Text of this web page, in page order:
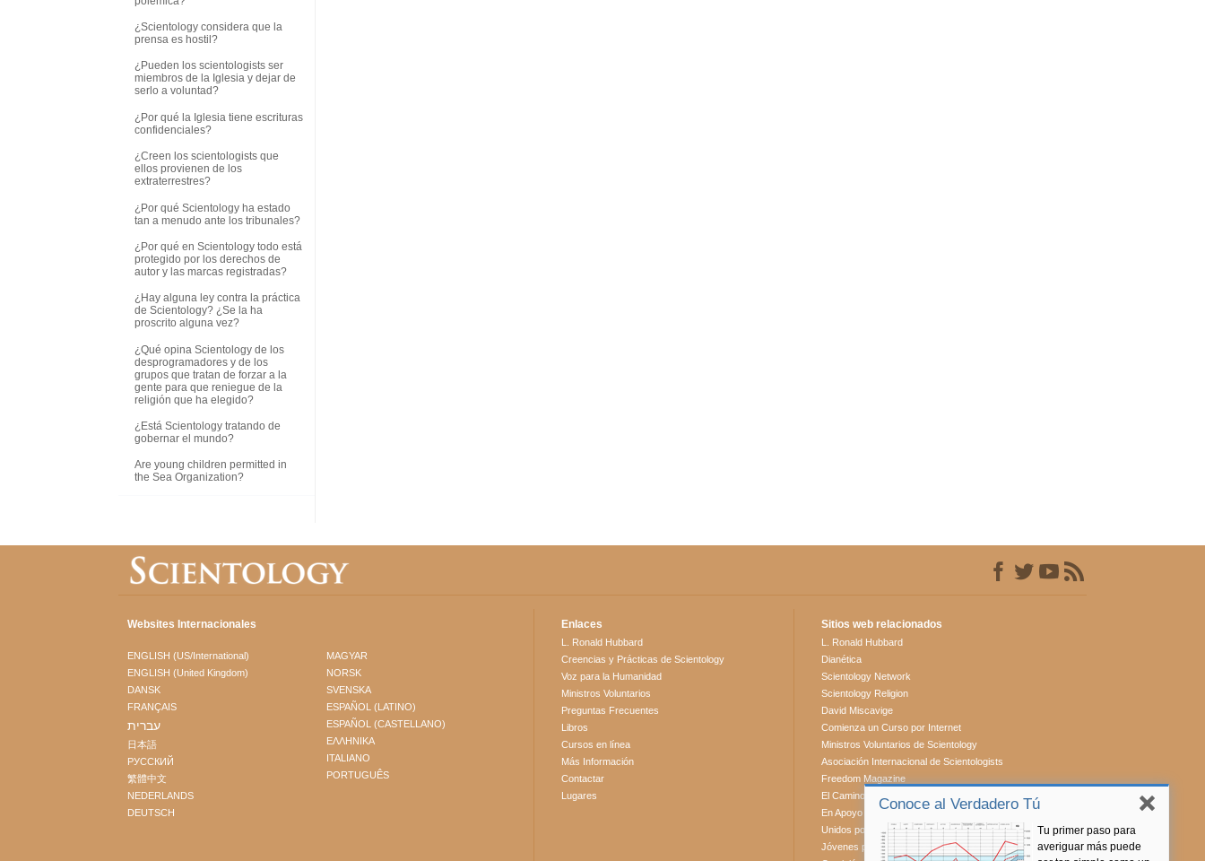
¿Scientology considera que la
prensa es hostil?
¿Pueden los scientologists ser
miembros de la Iglesia y dejar de
serlo a voluntad?
¿Por qué la Iglesia tiene escrituras
confidenciales?
¿Creen los scientologists que
ellos provienen de los
extraterrestres?
¿Por qué Scientology ha estado
tan a menudo ante los tribunales?
¿Por qué en Scientology todo está
protegido por los derechos de
autor y las marcas registradas?
¿Hay alguna ley contra la práctica
de Scientology? ¿Se la ha
proscrito alguna vez?
¿Qué opina Scientology de los
desprogramadores y de los
grupos que tratan de forzar a la
gente para que reniegue de la
religión que ha elegido?
¿Está Scientology tratando de
gobernar el mundo?
Are young children permitted in
the Sea Organization?
Conoce al Verdadero Tú
Tu primer paso para
averiguar más puede
Websites Internacionales
ENGLISH (US/International)
ENGLISH (United Kingdom)
DANSK
FRANÇAIS
עברית
日本語
РУССКИЙ
繁體中文
NEDERLANDS
DEUTSCH
MAGYAR
NORSK
SVENSKA
ESPAÑOL (LATINO)
ESPAÑOL (CASTELLANO)
ΕΛΛΗΝΙΚA
ITALIANO
PORTUGUÊS
Enlaces
L. Ronald Hubbard
Creencias y Prácticas de Scientology
Voz para la Humanidad
Ministros Voluntarios
Preguntas Frecuentes
Libros
Cursos en línea
Más Información
Contactar
Lugares
Sitios web relacionados
L. Ronald Hubbard
Dianética
Scientology Network
Scientology Religion
David Miscavige
Comienza un Curso por Internet
Ministros Voluntarios de Scientology
Asociación Internacional de Scientologists
Freedom Magazine
El Camino a la Felicidad
En Apoyo de Un Mundo Sin Drogas
Unidos por los Derechos Humanos
Jóvenes por los Derechos Humanos